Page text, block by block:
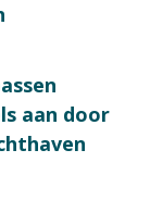
aan door